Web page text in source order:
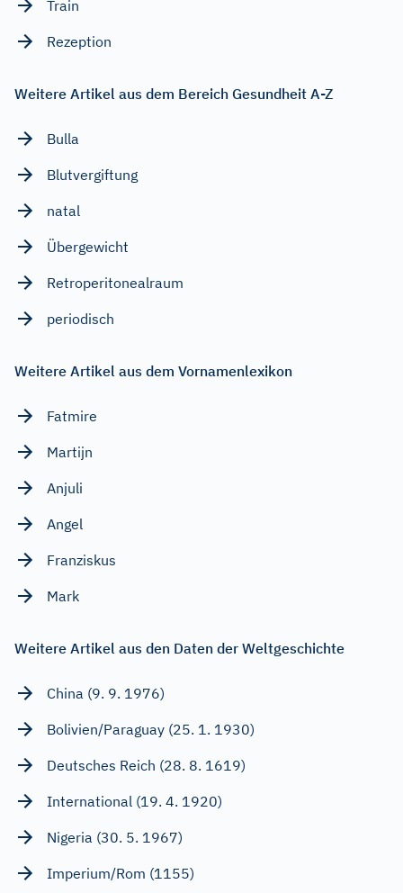
Train
Rezeption
Weitere Artikel aus dem Bereich Gesundheit A-Z
Bulla
Blutvergiftung
natal
Übergewicht
Retroperitonealraum
periodisch
Weitere Artikel aus dem Vornamenlexikon
Fatmire
Martijn
Anjuli
Angel
Franziskus
Mark
Weitere Artikel aus den Daten der Weltgeschichte
China (9. 9. 1976)
Bolivien/Paraguay (25. 1. 1930)
Deutsches Reich (28. 8. 1619)
International (19. 4. 1920)
Nigeria (30. 5. 1967)
Imperium/Rom (1155)